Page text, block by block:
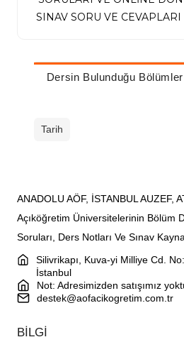
SINAV SORU VE
Dersin Bulunduğu Bölümler
Tarih
ANADOLU AÖF, İSTANBUL AUZEF,
Açıköğretim Üniversitelerinin Bölüm
Soruları, Ders Notları Ve Sınav
Silivrikapı, Kuva-yi Milliye Cd.
İstanbul
Not: Adresimizden satışımız
destek@aofacikogretim.com.tr
BİLGİ